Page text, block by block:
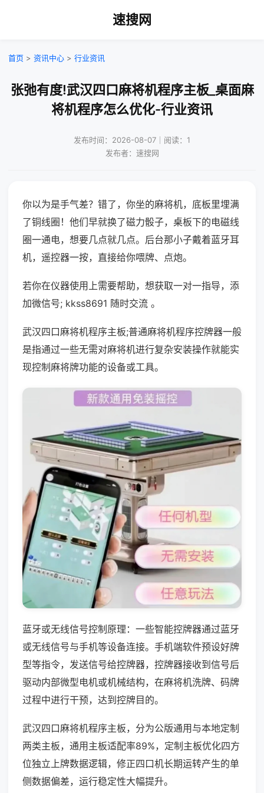
速搜网
首页 > 资讯中心 > 行业资讯
张弛有度!武汉四口麻将机程序主板_桌面麻
将机程序怎么优化-行业资讯
发布时间：2026-08-07｜阅读：1
发布者：速搜网
你以为是手气差？错了，你坐的麻将机，底板里埋满
了铜线圈！他们早就换了磁力骰子，桌板下的电磁线
圈一通电，想要几点就几点。后台那小子戴着蓝牙耳
机，遥控器一按，直接给你喂牌、点炮。
若你在仪器使用上需要帮助，想获取一对一指导，添
加微信号; kkss8691 随时交流 。
武汉四口麻将机程序主板;普通麻将机程序控牌器一般
是指通过一些无需对麻将机进行复杂安装操作就能实
现控制麻将牌功能的设备或工具。
蓝牙或无线信号控制原理：一些智能控牌器通过蓝牙
或无线信号与手机等设备连接。手机端软件预设好牌
型等指令，发送信号给控牌器，控牌器接收到信号后
驱动内部微型电机或机械结构，在麻将机洗牌、码牌
过程中进行干预，达到控牌目的。
武汉四口麻将机程序主板，分为公版通用与本地定制
两类主板，通用主板适配率89%，定制主板优化四方
位独立上牌数据逻辑，修正四口机长期运转产生的单
侧数据偏差，运行稳定性大幅提升。